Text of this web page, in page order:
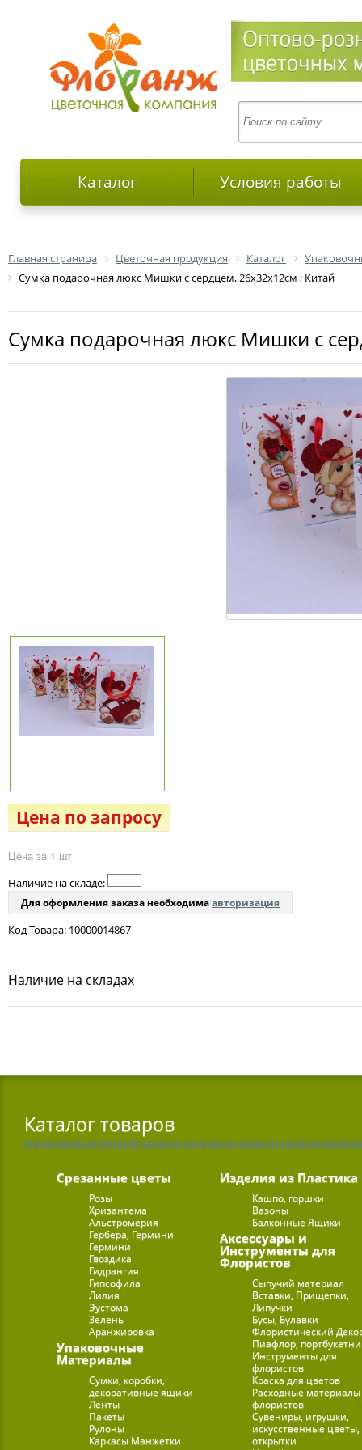
Каталог Условия работы
Главная страница Цветочная продукция Каталог
Сумка подарочная люкс Мишки с сердцем, 26х32х12см ; Китай
Сумка подарочная люкс Мишки с
Цена по запросу
Цена за 1 шт
Наличие на складе:
Для оформления заказа необходимаавторизация
Код Товара: 10000014867
Наличие на складах
Каталог товаров
Срезанные цветы
Розы
Хризантема
Альстромерия
Гербера, Гермини
Гермини
Гвоздика
Гидрангия
Гипсофила
Лилия
Эустома
Зелень
Аранжировка
Упаковочные
Материалы
Сумки, коробки,
декоративные ящики
Ленты
Пакеты
Рулоны
Каркасы Манжетки
Изделия из Пластика
Кашпо, горшки
Вазоны
Балконные Ящики
Аксессуары и
Инструменты для
Флористов
Сыпучий материал
Вставки, Прищепки,
Липучки
Бусы, Булавки
Флористический
Пиафлор,
Инструменты для
флористов
Краска для цветов
Расходные
флористов
Сувениры, игрушки,
искусственные цветы,
открытки